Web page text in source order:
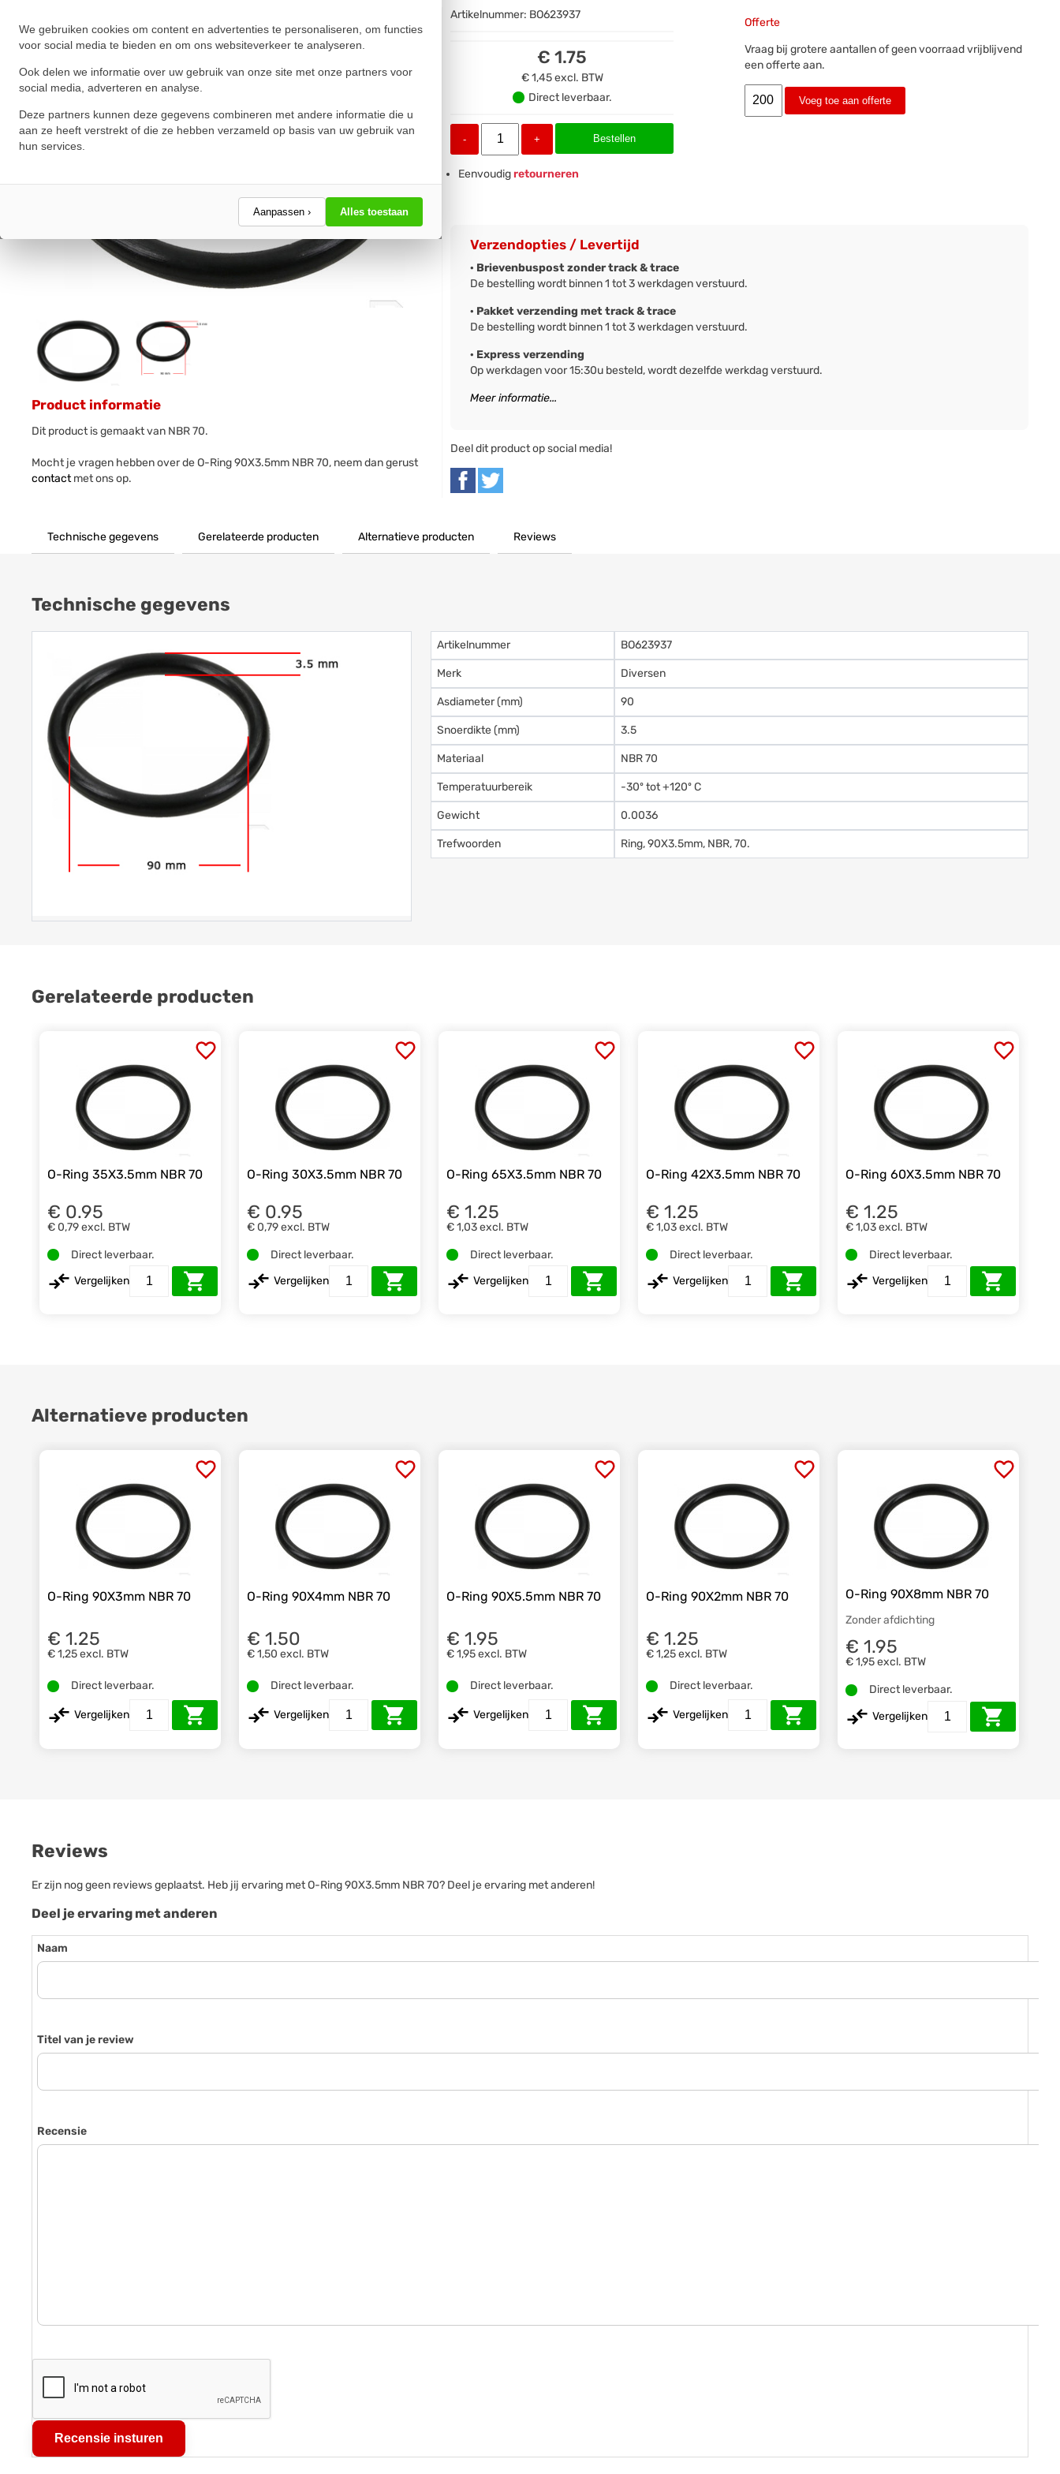
We gebruiken cookies om content en advertenties te personaliseren, om functies
voor social media te bieden en om ons websiteverkeer te analyseren.
Ook delen we informatie over uw gebruik van onze site met onze partners voor
social media, adverteren en analyse.
Deze partners kunnen deze gegevens combineren met andere informatie die u
aan ze heeft verstrekt of die ze hebben verzameld op basis van uw gebruik van
hun services.
Aanpassen › Alles toestaan
Product informatie
Dit product is gemaakt van NBR 70.
Mocht je vragen hebben over de O-Ring 90X3.5mm NBR 70, neem dan gerust
contactmet ons op.
Artikelnummer: BO623937
€ 1.75
€ 1,45excl. BTW
Direct leverbaar.
- + Bestellen
Eenvoudigretourneren
Offerte
Vraag bij grotere aantallen of geen voorraad vrijblijvend
een offerte aan.
Voeg toe aan offerte
Verzendopties / Levertijd
· Brievenbuspost zonder track & trace
De bestelling wordt binnen 1 tot 3 werkdagen verstuurd.
· Pakket verzending met track & trace
De bestelling wordt binnen 1 tot 3 werkdagen verstuurd.
· Express verzending
Op werkdagen voor 15:30u besteld, wordt dezelfde werkdag verstuurd.
Meer informatie...
Deel dit product op social media!
Technische gegevens Gerelateerde producten Alternatieve producten Reviews
Technische gegevens
Artikelnummer BO623937
Merk Diversen
Asdiameter (mm) 90
Snoerdikte (mm) 3.5
Materiaal NBR 70
Temperatuurbereik -30º tot +120º C
Gewicht 0.0036
Trefwoorden Ring, 90X3.5mm, NBR, 70.
Gerelateerde producten
O-Ring 35X3.5mm NBR 70
€ 0.95
€ 0,79excl. BTW
Direct leverbaar.
Vergelijken
O-Ring 30X3.5mm NBR 70
€ 0.95
€ 0,79excl. BTW
Direct leverbaar.
Vergelijken
O-Ring 65X3.5mm NBR 70
€ 1.25
€ 1,03excl. BTW
Direct leverbaar.
Vergelijken
O-Ring 42X3.5mm NBR 70
€ 1.25
€ 1,03excl. BTW
Direct leverbaar.
Vergelijken
O-Ring 60X3.5mm NBR 70
€ 1.25
€ 1,03excl. BTW
Direct leverbaar.
Vergelijken
Alternatieve producten
O-Ring 90X3mm NBR 70
€ 1.25
€ 1,25excl. BTW
Direct leverbaar.
Vergelijken
O-Ring 90X4mm NBR 70
€ 1.50
€ 1,50 excl. BTW
Direct leverbaar.
Vergelijken
O-Ring 90X5.5mm NBR 70
€ 1.95
€ 1,95excl. BTW
Direct leverbaar.
Vergelijken
O-Ring 90X2mm NBR 70
€ 1.25
€ 1,25excl. BTW
Direct leverbaar.
Vergelijken
O-Ring 90X8mm NBR 70
Zonder afdichting
€ 1.95
€ 1,95excl. BTW
Direct leverbaar.
Vergelijken
Reviews
Er zijn nog geen reviews geplaatst. Heb jij ervaring met O-Ring 90X3.5mm NBR 70? Deel je ervaring met anderen!
Deel je ervaring met anderen
Naam
Titel van je review
Recensie
Recensie insturen